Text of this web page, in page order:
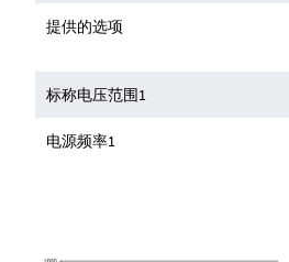
提供的选项
标称电压范围1
电源频率1